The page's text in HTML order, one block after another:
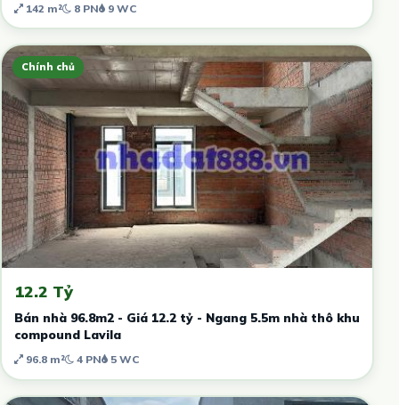
142 m² 8 PN 9 WC
Chính chủ
12.2 Tỷ
Bán nhà 96.8m2 - Giá 12.2 tỷ - Ngang 5.5m nhà thô khu
compound Lavila
96.8 m² 4 PN 5 WC